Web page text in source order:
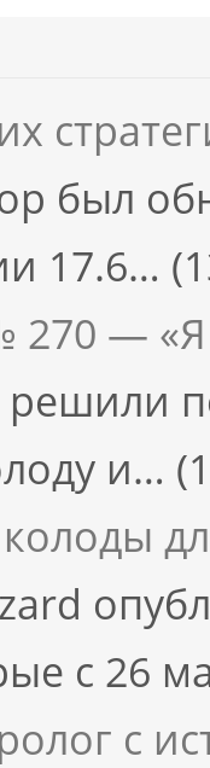
был
17.6…
270 — «Я
решили
и…
с 26
с